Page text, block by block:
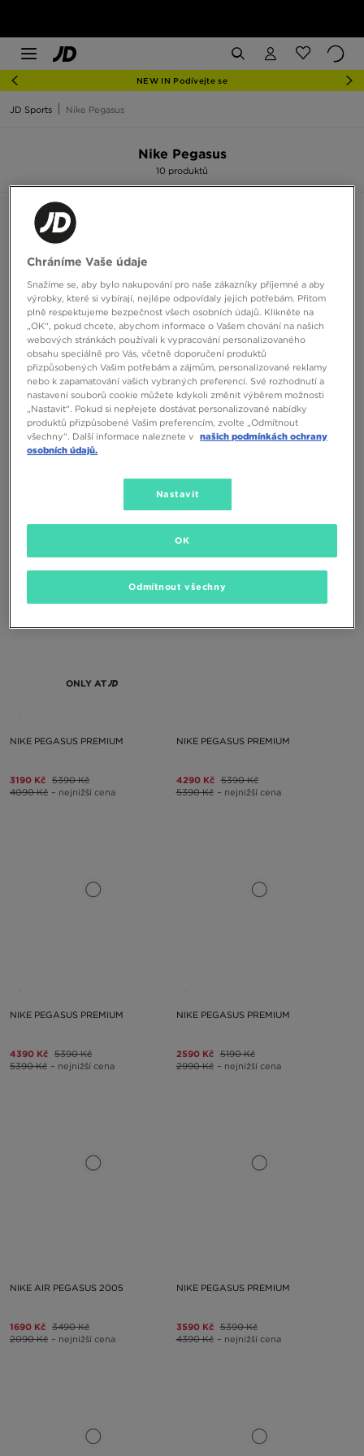
NEW IN Podívejte se
JD Sports Nike Pegasus
Nike Pegasus
10 produktů
Seřadit:
ONLY AT
NIKE PEGASUS PREMIUM
3190 Kč 5390 Kč
4090 Kč – nejnižší cena
NIKE PEGASUS PREMIUM
4290 Kč 5390 Kč
5390 Kč – nejnižší cena
NIKE PEGASUS PREMIUM
4390 Kč 5390 Kč
5390 Kč – nejnižší cena
NIKE PEGASUS PREMIUM
2590 Kč 5190 Kč
2990 Kč – nejnižší cena
NIKE AIR PEGASUS 2005
1690 Kč 3490 Kč
2090 Kč – nejnižší cena
NIKE PEGASUS PREMIUM
3590 Kč 5390 Kč
4390 Kč – nejnižší cena
Chráníme Vaše údaje
Snažíme se, aby bylo nakupování pro naše zákazníky příjemné a aby
výrobky, které si vybírají, nejlépe odpovídaly jejich potřebám. Přitom
plně respektujeme bezpečnost všech osobních údajů. Klikněte na
„OK“, pokud chcete, abychom informace o Vašem chování na našich
webových stránkách používali k vypracování personalizovaného
obsahu speciálně pro Vás, včetně doporučení produktů
přizpůsobených Vašim potřebám a zájmům, personalizované reklamy
nebo k zapamatování vašich vybraných preferencí. Své rozhodnutí a
nastavení souborů cookie můžete kdykoli změnit výběrem možnosti
„Nastavit“. Pokud si nepřejete dostávat personalizované nabídky
produktů přizpůsobené Vašim preferencím, zvolte „Odmítnout
všechny“. Další informace naleznete v našich podmínkách ochrany
osobních údajů.
Nastavit
Odmítnout všechny
OK